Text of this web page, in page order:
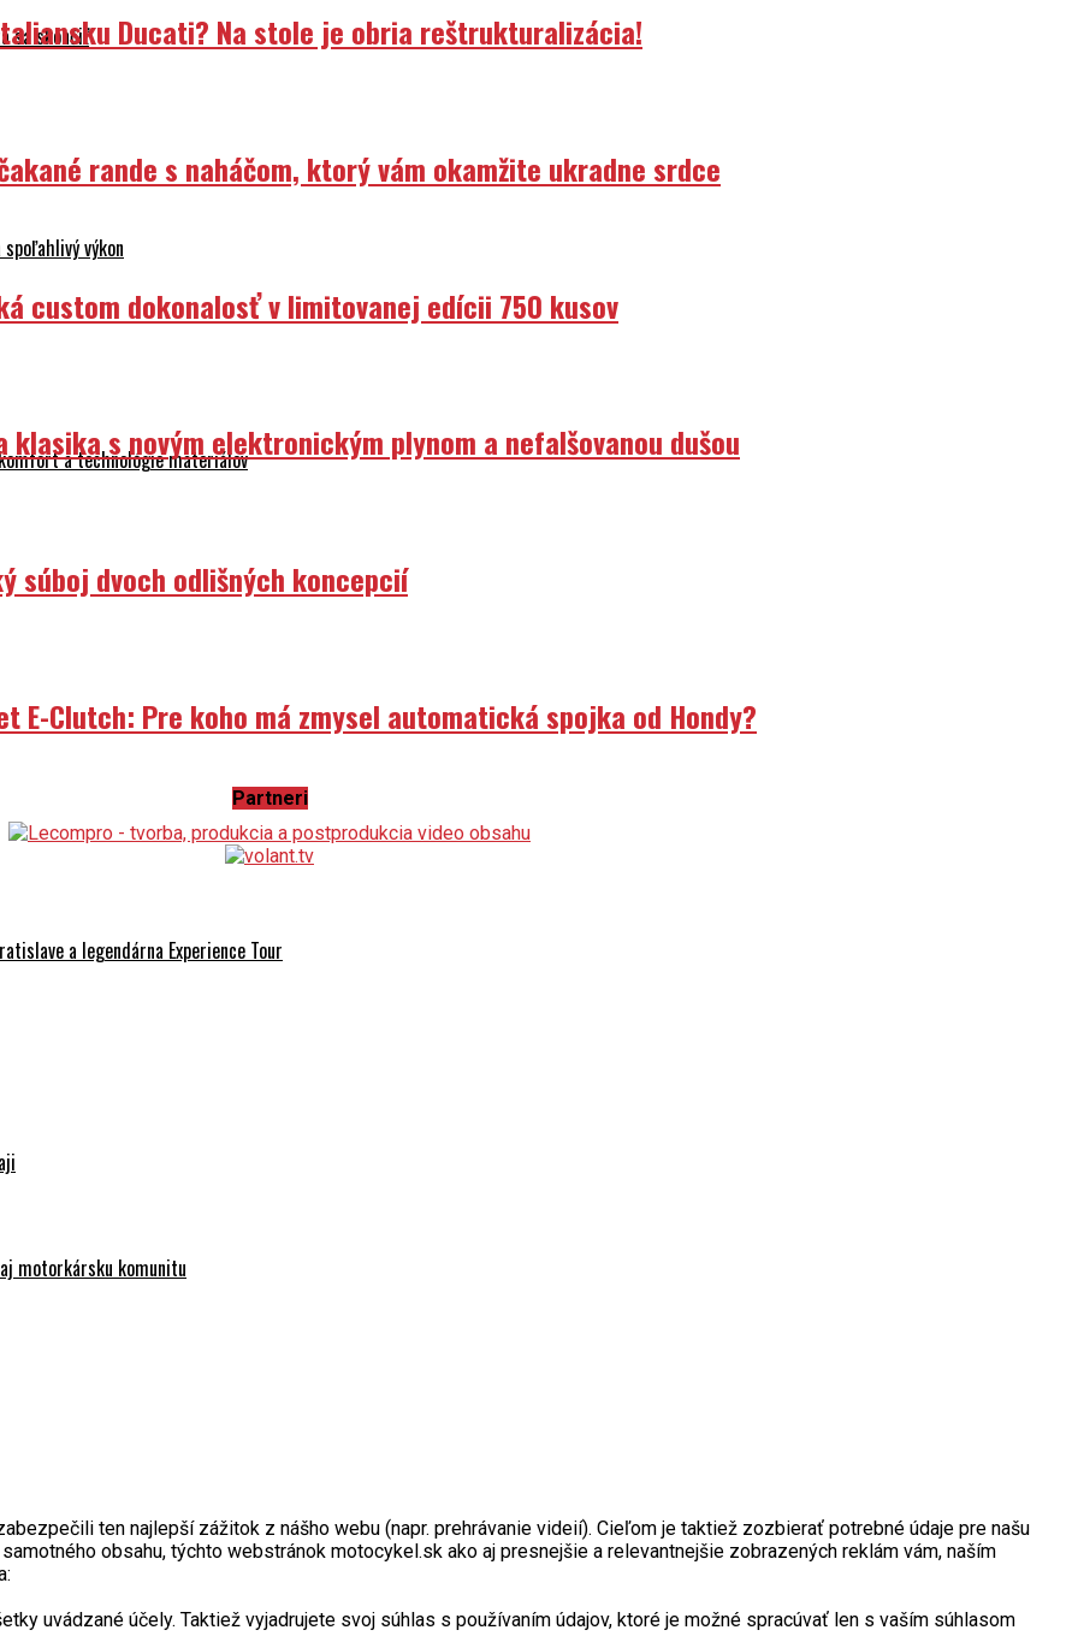
sa skončiť
výkon
a technológie materiálov
motorkársky sviatok roku
a legendárna Experience Tour
motorkársku komunitu
taliansku Ducati? Na stole je obria reštrukturalizácia!
rande s naháčom, ktorý vám okamžite ukradne srdce
custom dokonalosť v limitovanej edícii 750 kusov
klasika s novým elektronickým plynom a nefalšovanou dušou
súboj dvoch odlišných koncepcií
E-Clutch: Pre koho má zmysel automatická spojka od Hondy?
Partneri
ten najlepší zážitok z nášho webu (napr. prehrávanie videií). Cieľom je taktiež zozbierať potrebné údaje pre našu
obsahu, týchto webstránok motocykel.sk ako aj presnejšie a relevantnejšie zobrazených reklám vám, naším
uvádzané účely. Taktiež vyjadrujete svoj súhlas s používaním údajov, ktoré je možné spracúvať len s vaším súhlasom